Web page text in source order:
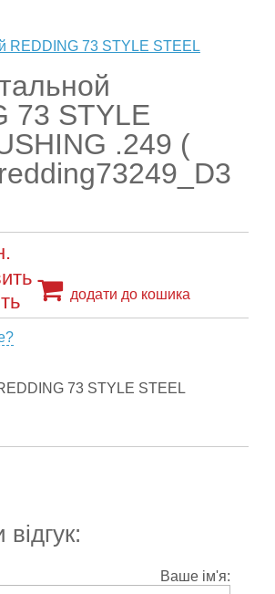
73 STYLE
.249 (
додати до кошика
73 STYLE STEEL
Ваше ім'я: